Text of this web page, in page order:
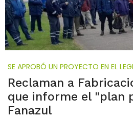
SE APROBÓ UN PROYECTO EN EL
Reclaman a
que informe el "plan
Fanazul